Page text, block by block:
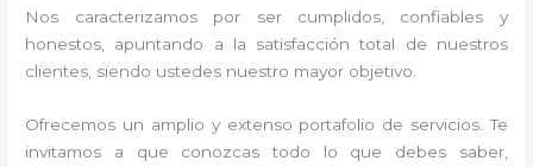
Nos caracterizamos por ser cumplidos, confiables y
honestos, apuntando a la satisfacción total de nuestros
clientes, siendo ustedes nuestro mayor objetivo.
Ofrecemos un amplio y extenso portafolio de servicios. Te
invitamos a que conozcas todo lo que debes saber,